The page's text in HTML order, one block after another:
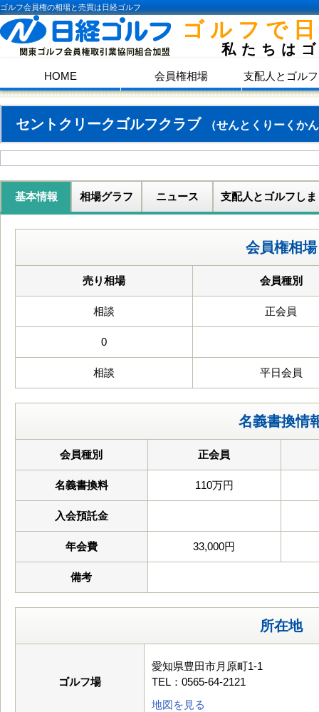
ゴルフ会員権の相場と売買は日経ゴルフ
ゴルフで
私たちは
HOME 会員権相場 支配人とゴル
セントクリークゴルフクラブ （せんとくりーくか
基本情報 相場グラフ ニュース 支配人とゴルフしま
会員権相場
売り相場 会員種別
相談 正会員
0
相談 平日会員
名義書換情
会員種別 正会員
名義書換料 110万円
入会預託金
年会費 33,000円
備考
所在地
ゴルフ場
愛知県豊田市月原町1-1
TEL：0565-64-2121
地図を見る